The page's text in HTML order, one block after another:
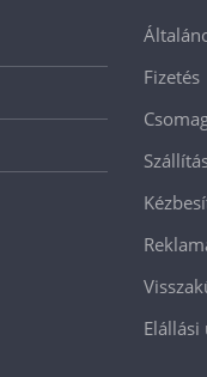
Fizetés
Elállási